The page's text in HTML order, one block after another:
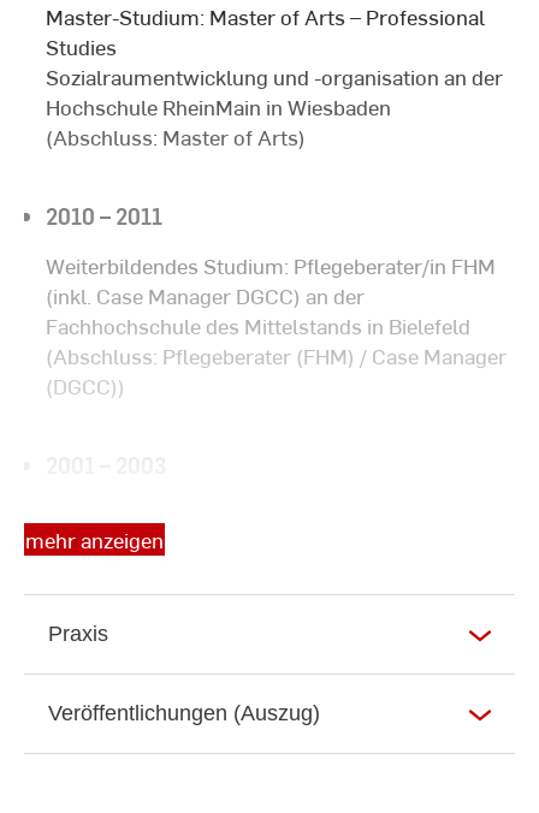
Master-Studium: Master of Arts – Professional
Studies
Sozialraumentwicklung und -organisation an der
Hochschule RheinMain in Wiesbaden
(Abschluss: Master of Arts)
2010 – 2011
Weiterbildendes Studium: Pflegeberater/in FHM
(inkl. Case Manager DGCC) an der
Fachhochschule des Mittelstands in Bielefeld
(Abschluss: Pflegeberater (FHM) / Case Manager
(DGCC))
der
Abschluss)
ab 01. 04. 2000
Ausbildung zum JAVA Programmierer
(autodidaktisch)
mehr anzeigen
Praxis
Veröffentlichungen (Auszug)